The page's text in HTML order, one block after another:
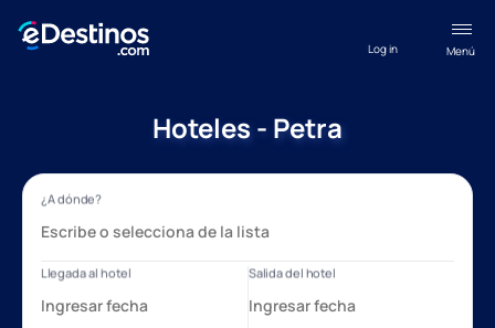
Menú
Log in
Hoteles - Petra